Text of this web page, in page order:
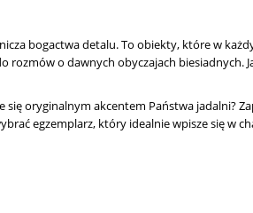
bogactwa detalu. To obiekty, które w
o dawnych obyczajach biesiadnych.
oryginalnym akcentem Państwa jadalni?
egzemplarz, który idealnie wpisze się w